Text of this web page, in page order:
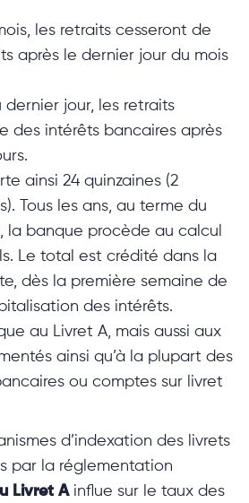
les retraits cesseront de
après le dernier jour du mois
dernier jour, les retraits
des intérêts bancaires après
ainsi 24 quinzaines (2
Tous les ans, au terme du
la banque procède au calcul
Le total est crédité dans la
dès la première semaine de
des intérêts.
au Livret A, mais aussi aux
ainsi qu’à la plupart des
ou comptes sur livret
d’indexation des livrets
par la réglementation
Livret Ainflue sur le taux des